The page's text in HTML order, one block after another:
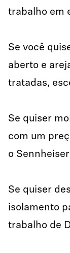
trabalho em
Se você
aberto e
tratadas,
Se quiser
com um
o
Se quiser
isolamento
trabalho de